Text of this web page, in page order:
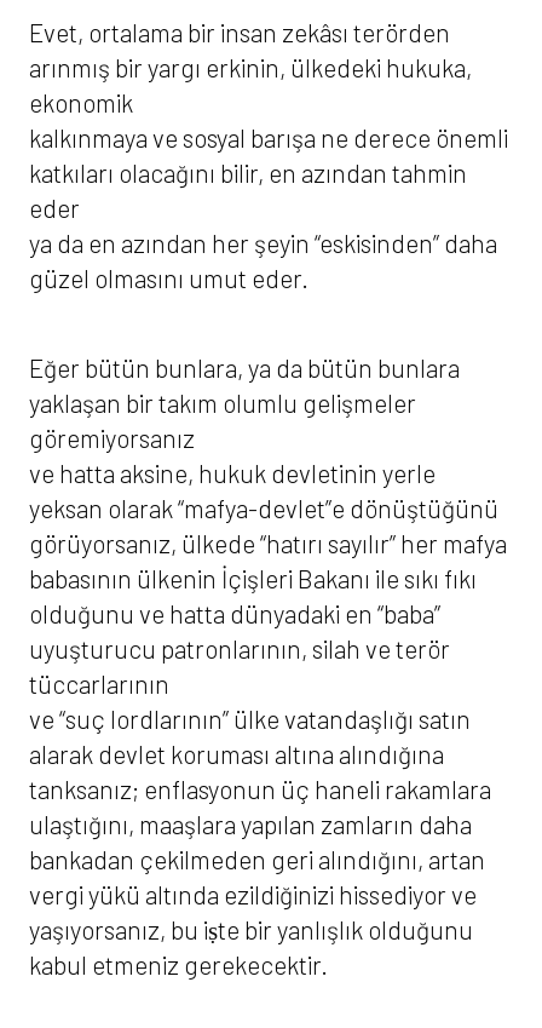
Evet, ortalama bir insan zekâsı terörden
arınmış bir yargı erkinin, ülkedeki hukuka,
ekonomik
kalkınmaya ve sosyal barışa ne derece önemli
katkıları olacağını bilir, en azından tahmin
eder
ya da en azından her şeyin “eskisinden” daha
güzel olmasını umut eder.
Eğer bütün bunlara, ya da bütün bunlara
yaklaşan bir takım olumlu gelişmeler
göremiyorsanız
ve hatta aksine, hukuk devletinin yerle
yeksan olarak “mafya-devlet”e dönüştüğünü
görüyorsanız, ülkede “hatırı sayılır” her mafya
babasının ülkenin İçişleri Bakanı ile sıkı fıkı
olduğunu ve hatta dünyadaki en “baba”
uyuşturucu patronlarının, silah ve terör
tüccarlarının
ve “suç lordlarının” ülke vatandaşlığı satın
alarak devlet koruması altına alındığına
tanksanız; enflasyonun üç haneli rakamlara
ulaştığını, maaşlara yapılan zamların daha
bankadan çekilmeden geri alındığını, artan
vergi yükü altında ezildiğinizi hissediyor ve
yaşıyorsanız, bu iṣte bir yanlışlık olduğunu
kabul etmeniz gerekecektir.